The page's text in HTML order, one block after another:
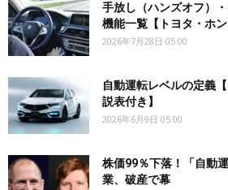
手放し（ハンズオフ）
機能一覧【トヨタ・ホ
2026年7月28日 05:00
自動運転レベルの定義
説表付き】
2026年6月9日 05:00
株価99％下落！「自動
業、破産で幕